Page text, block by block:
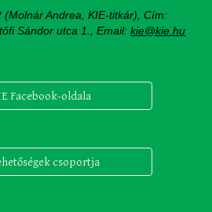
(Molnár Andrea, KIE-titkár), Cím:
Sándor utca 1.,Email:kie@kie.hu
Facebook-oldala
csoportja